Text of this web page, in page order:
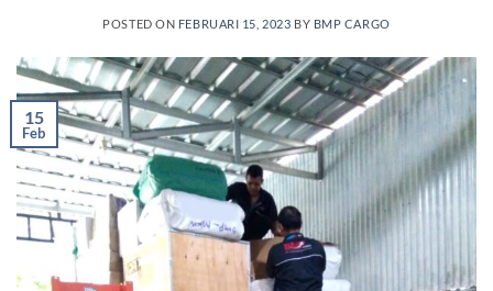
POSTED ON FEBRUARI 15, 2023 BY BMP CARGO
15
Feb